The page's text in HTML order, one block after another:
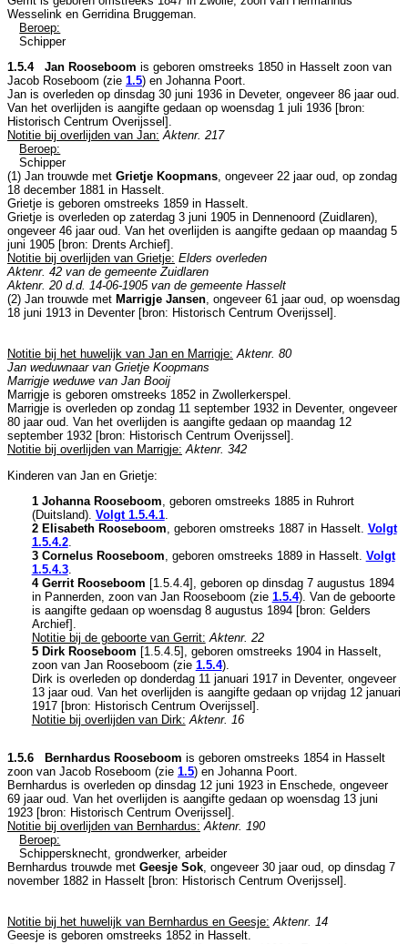
Wesselink en Gerridina Bruggeman.
Beroep:
Schipper
1.5.4 Jan Rooseboom is geboren omstreeks 1850 in Hasselt zoon van
Jacob Roseboom (zie 1.5) en Johanna Poort.
Jan is overleden op dinsdag 30 juni 1936 in Deveter, ongeveer 86 jaar oud.
Van het overlijden is aangifte gedaan op woensdag 1 juli 1936 [bron:
Historisch Centrum Overijssel ].
Notitie bij overlijden van Jan: Aktenr. 217
Beroep:
Schipper
(1) Jan trouwde met Grietje Koopmans, ongeveer 22 jaar oud, op zondag
18 december 1881 in Hasselt.
Grietje is geboren omstreeks 1859 in Hasselt.
Grietje is overleden op zaterdag 3 juni 1905 in Dennenoord (Zuidlaren),
ongeveer 46 jaar oud. Van het overlijden is aangifte gedaan op maandag 5
juni 1905 [bron: Drents Archief].
Notitie bij overlijden van Grietje: Elders overleden
Aktenr. 42 van de gemeente Zuidlaren
Aktenr. 20 d.d. 14-06-1905 van de gemeente Hasselt
(2) Jan trouwde met Marrigje Jansen, ongeveer 61 jaar oud, op woensdag
18 juni 1913 in Deventer[bron: Historisch Centrum Overijssel ].
Notitie bij het huwelijk van Jan en Marrigje: Aktenr. 80
Jan weduwnaar van Grietje Koopmans
Marrigje weduwe van Jan Booij
Marrigje is geboren omstreeks 1852 in Zwollerkerspel .
Marrigje is overleden op zondag 11 september 1932 in Deventer, ongeveer
80 jaar oud. Van het overlijden is aangifte gedaan op maandag 12
september 1932 [bron: Historisch Centrum Overijssel ].
Notitie bij overlijden van Marrigje: Aktenr. 342
Kinderen van Jan en Grietje:
1 Johanna Rooseboom , geboren omstreeks 1885 in Ruhrort
(Duitsland). Volgt 1.5.4.1.
2 Elisabeth Rooseboom , geboren omstreeks 1887 in Hasselt. Volgt
1.5.4.2.
3 Cornelus Rooseboom , geboren omstreeks 1889 in Hasselt. Volgt
1.5.4.3.
4 Gerrit Rooseboom [1.5.4.4], geboren op dinsdag 7 augustus 1894
in Pannerden, zoon van Jan Rooseboom (zie 1.5.4). Van de geboorte
is aangifte gedaan op woensdag 8 augustus 1894 [bron: Gelders
Archief].
Notitie bij de geboorte van Gerrit: Aktenr. 22
5 Dirk Rooseboom [1.5.4.5], geboren omstreeks 1904 in Hasselt,
zoon van Jan Rooseboom (zie 1.5.4).
Dirk is overleden op donderdag 11 januari 1917 in Deventer, ongeveer
13 jaar oud. Van het overlijden is aangifte gedaan op vrijdag 12 januari
1917 [bron: Historisch Centrum Overijssel ].
Notitie bij overlijden van Dirk: Aktenr. 16
1.5.6 Bernhardus Rooseboom is geboren omstreeks 1854 in Hasselt
zoon van Jacob Roseboom (zie 1.5) en Johanna Poort.
Bernhardus is overleden op dinsdag 12 juni 1923 in Enschede , ongeveer
69 jaar oud. Van het overlijden is aangifte gedaan op woensdag 13 juni
1923 [bron: Historisch Centrum Overijssel].
Notitie bij overlijden van Bernhardus: Aktenr. 190
Beroep:
Schippersknecht, grondwerker, arbeider
Bernhardus trouwde met Geesje Sok , ongeveer 30 jaar oud, op dinsdag 7
november 1882 in Hasselt [bron: Historisch Centrum Overijssel].
Notitie bij het huwelijk van Bernhardus en Geesje: Aktenr. 14
Geesje is geboren omstreeks 1852 in Hasselt